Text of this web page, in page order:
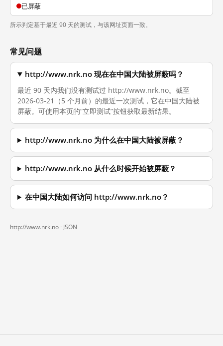
已屏蔽
所示判定基于最近 90 天的测试，与该网址页面一致。
常见问题
http://www.nrk.no 现在在中国大陆被屏蔽吗？
最近 90 天内我们没有测试过 http://www.nrk.no。截至
2026-03-21（5 个月前）的最近一次测试，它在中国大陆被
屏蔽。可使用本页的“立即测试”按钮获取最新结果。
http://www.nrk.no 为什么在中国大陆被屏蔽？
http://www.nrk.no 从什么时候开始被屏蔽？
在中国大陆如何访问 http://www.nrk.no？
http://www.nrk.no · JSON